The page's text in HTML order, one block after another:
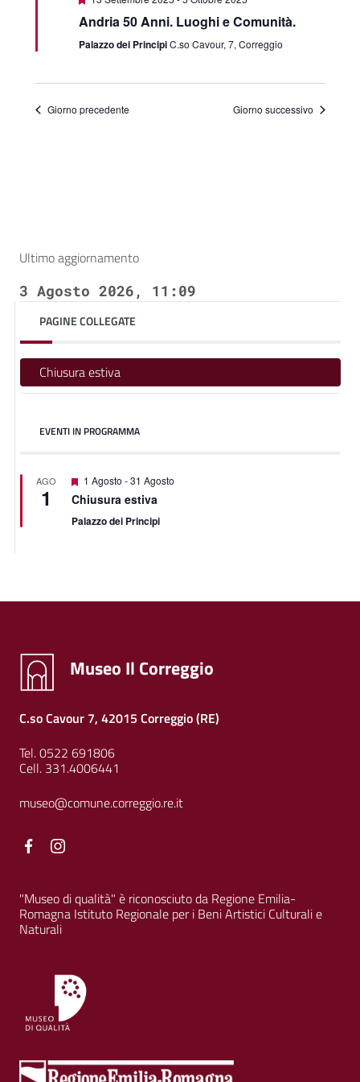
Andria 50 Anni. Luoghi e Comunità.
Palazzo dei PrincipiC.so Cavour, 7, Correggio
Giorno precedente Giorno successivo
Ultimo aggiornamento
3 Agosto 2026, 11:09
PAGINE COLLEGATE
Chiusura estiva
EVENTI IN PROGRAMMA
AGO
1
Segnalati
1 Agosto -31 Agosto
Chiusura estiva
Palazzo dei Principi
Museo Il Correggio
C.so Cavour 7, 42015 Correggio (RE)
Tel. 0522 691806
Cell. 331.4006441
museo@comune.correggio.re.it
Facebook
"Museo di qualità" è riconosciuto da Regione Emilia-
Romagna Istituto Regionale per i Beni Artistici Culturali e
Naturali